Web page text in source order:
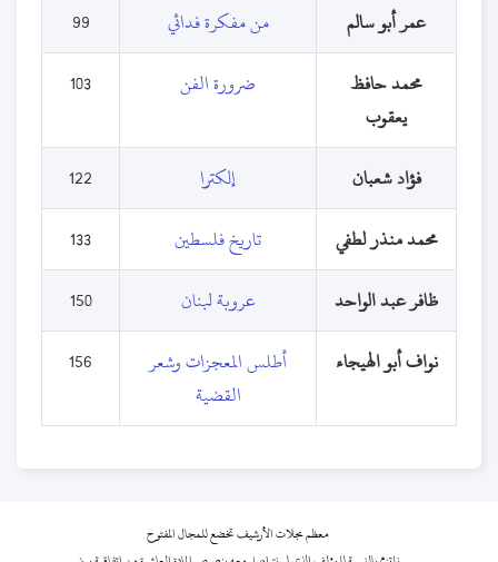
عمر أبو سالم
من مفكرة فدائي
99
محمد حافظ
يعقوب
ضرورة الفن 103
فؤاد شعبان إلكترا
122
محمد منذر لطفي
تاريخ فلسطين
133
ظافر عبد الواحد
عروبة لبنان
150
نواف أبو الهيجاء
أطلس المعجزات وشعر
القضية
156
معظم مجلات الأرشيف تخضع للمجال المفتوح